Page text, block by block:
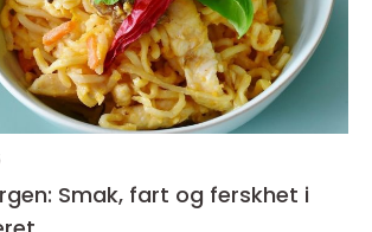
Smak, fart og ferskhet i